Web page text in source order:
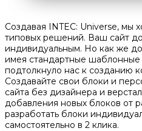
Создавая INTEC: Universe, мы
типовых решений. Ваш сайт
индивидуальным. Но как же
имея стандартные
подтолкнуло нас к созданию
Создавайте свои блоки и
сайта без дизайнера и
добавления новых блоков от
разработать блоки
самостоятельно в 2 клика.